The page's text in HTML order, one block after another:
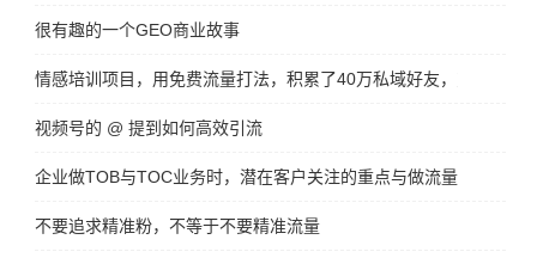
很有趣的一个GEO商业故事
情感培训项目，用免费流量打法，积累了40万私域好友，变现了
视频号的 @ 提到如何高效引流
企业做TOB与TOC业务时，潜在客户关注的重点与做流量增长方法
不要追求精准粉，不等于不要精准流量